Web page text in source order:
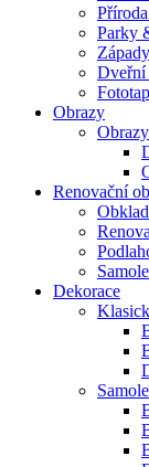
Parky
Dveřní
Obrazy
Renovační
Dekorace